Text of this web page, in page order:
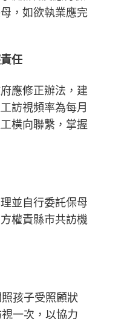
，如欲執業應完
任
應修正辦法，建
訪視頻率為每月
橫向聯繫，掌握
並自行委託保母
權責縣市共訪機
孩子受照顧狀
一次，以協力